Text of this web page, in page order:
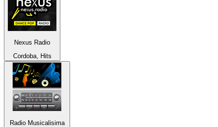
Nexus Radio
Cordoba, Hits
Radio Musicalisima